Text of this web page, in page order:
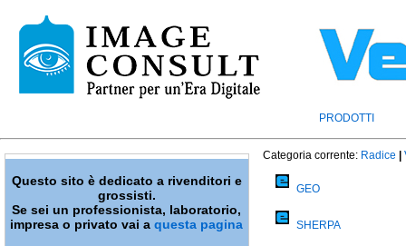
PRODOTTI
Questo sito è dedicato a rivenditori e
grossisti.
Se sei un professionista, laboratorio,
impresa o privato vai aquesta pagina
Categoria corrente: Radice
GEO
SHERPA